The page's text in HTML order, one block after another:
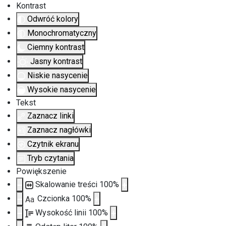
Kontrast
Odwróć kolory
Monochromatyczny
Ciemny kontrast
Jasny kontrast
Niskie nasycenie
Wysokie nasycenie
Tekst
Zaznacz linki
Zaznacz nagłówki
Czytnik ekranu
Tryb czytania
Powiększenie
Skalowanie treści 100%
Aa Czcionka 100%
Wysokość linii 100%